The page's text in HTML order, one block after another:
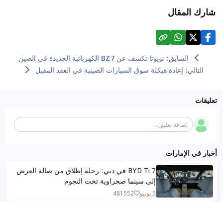
شارك المقال
السابق: تويوتا تكشف عن BZ7 الكهربائية الجديدة في الصين
التالي: إعادة هيكلة سوق السيارات الصينية في العقد المقبل
تعليقات
إضافة تعليق...
أخبار في الإمارات
BYD Ti 7 في دبي: رحلة إطلاق من صالة العرض
إلى سينما صحراوية تحت النجوم
5 يونيو 481552